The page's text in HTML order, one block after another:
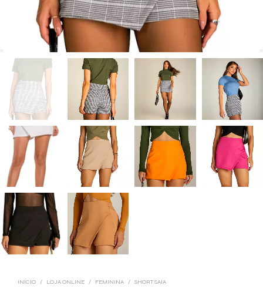
INÍCIO / LOJA ONLINE / FEMININA / SHORT SAIA